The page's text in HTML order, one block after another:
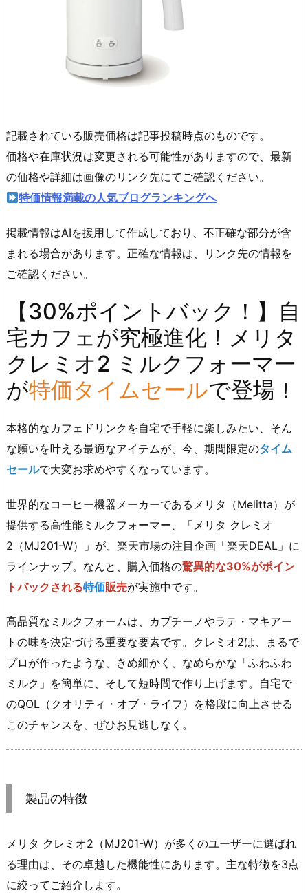
記載されている販売価格は記事投稿時点のものです。
価格や在庫状況は変更される可能性がありますので、最新
の価格や詳細は画像のリンク先にてご確認ください。
特価情報満載の人気ブログランキングへ
掲載情報はAIを援用して作成しており、不正確な部分が含
まれる場合があります。正確な情報は、リンク先の情報を
ご確認ください。
【30%ポイントバック！】自
宅カフェが究極進化！メリタ
クレミオ2 ミルクフォーマー
が特価タイムセールで登場！
本格的なカフェドリンクを自宅で手軽に楽しみたい、そん
な願いを叶える最適なアイテムが、今、期間限定のタイム
セールで大変お求めやすくなっています。
世界的なコーヒー機器メーカーであるメリタ（Melitta）が
提供する高性能ミルクフォーマー、「メリタ クレミオ
2（MJ201-W）」が、楽天市場の注目企画「楽天DEAL」に
ラインナップ。なんと、購入価格の驚異的な30%がポイン
トバックされる特価販売が実施中です。
高品質なミルクフォームは、カプチーノやラテ・マキアー
トの味を決定づける重要な要素です。クレミオ2は、まるで
プロが作ったような、きめ細かく、なめらかな「ふわふわ
ミルク」を簡単に、そして短時間で作り上げます。自宅で
のQOL（クオリティ・オブ・ライフ）を格段に向上させる
このチャンスを、ぜひお見逃しなく。
製品の特徴
メリタ クレミオ2（MJ201-W）が多くのユーザーに選ばれ
る理由は、その卓越した機能性にあります。主な特徴を3点
に絞ってご紹介します。